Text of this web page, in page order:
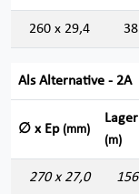
260 x 29,4 38
Als Alternative - 2A
∅ x Ep (mm)
Lager
(m)
270 x 27,0 156